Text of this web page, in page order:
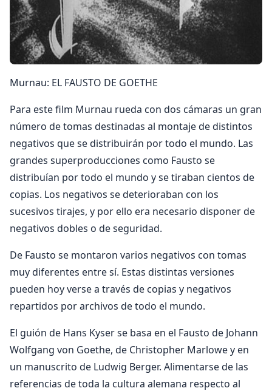
Murnau: EL FAUSTO DE GOETHE
Para este film Murnau rueda con dos cámaras un gran
número de tomas destinadas al montaje de distintos
negativos que se distribuirán por todo el mundo. Las
grandes superproducciones como Fausto se
distribuían por todo el mundo y se tiraban cientos de
copias. Los negativos se deterioraban con los
sucesivos tirajes, y por ello era necesario disponer de
negativos dobles o de seguridad.
De Fausto se montaron varios negativos con tomas
muy diferentes entre sí. Estas distintas versiones
pueden hoy verse a través de copias y negativos
repartidos por archivos de todo el mundo.
El guión de Hans Kyser se basa en el Fausto de Johann
Wolfgang von Goethe, de Christopher Marlowe y en
un manuscrito de Ludwig Berger. Alimentarse de las
referencias de toda la cultura alemana respecto al